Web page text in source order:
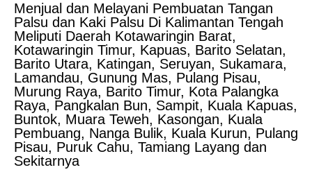
Menjual dan Melayani Pembuatan Tangan
Palsu dan Kaki Palsu Di Kalimantan Tengah
Meliputi Daerah Kotawaringin Barat,
Kotawaringin Timur, Kapuas, Barito Selatan,
Barito Utara, Katingan, Seruyan, Sukamara,
Lamandau, Gunung Mas, Pulang Pisau,
Murung Raya, Barito Timur, Kota Palangka
Raya, Pangkalan Bun, Sampit, Kuala Kapuas,
Buntok, Muara Teweh, Kasongan, Kuala
Pembuang, Nanga Bulik, Kuala Kurun, Pulang
Pisau, Puruk Cahu, Tamiang Layang dan
Sekitarnya